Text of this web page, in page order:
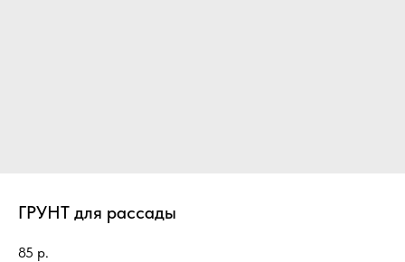
ГРУНТ для рассады
85 р.